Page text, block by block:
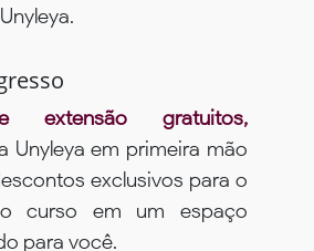
extensão gratuitos,
Unyleya em primeira mão
exclusivos para o
curso em um espaço
para você.